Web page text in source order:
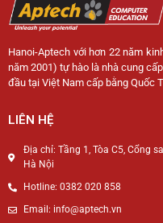
Hanoi-Aptech với hơn 22 năm
năm 2001) tự hào là nhà cung
đầu tại Việt Nam cấp bằng Quốc
LIÊN HỆ
Địa chỉ: Tầng 1, Tòa C5, Cổng
Hà Nội
Hotline: 0382 020 858
Email: info@aptech.vn